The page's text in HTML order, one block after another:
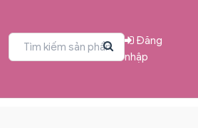
Đăng
nhập